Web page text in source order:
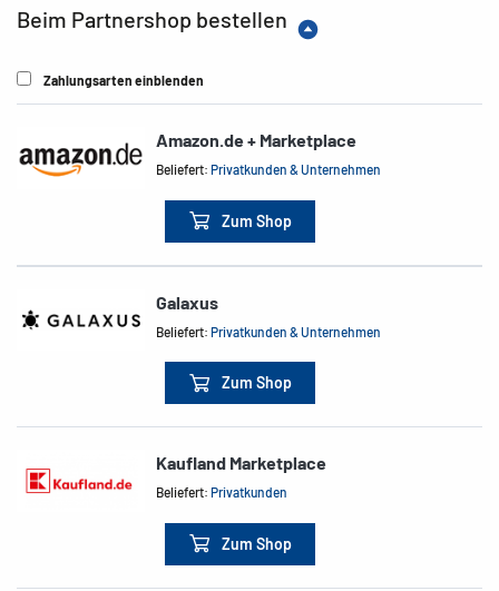
Beim Partnershop bestellen
Zahlungsarten einblenden
Amazon.de + Marketplace
Beliefert:Privatkunden & Unternehmen
Zum Shop
Galaxus
Beliefert:Privatkunden & Unternehmen
Zum Shop
Kaufland Marketplace
Beliefert:Privatkunden
Zum Shop